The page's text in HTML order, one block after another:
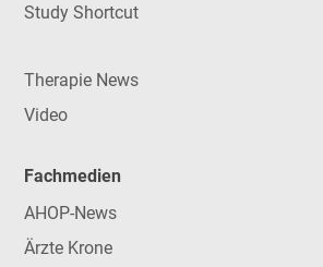
Study Shortcut
Therapie News
Video
Fachmedien
AHOP-News
Ärzte Krone